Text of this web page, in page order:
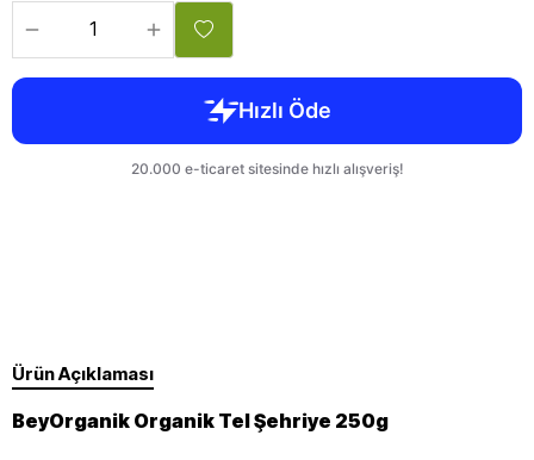
Ürün Açıklaması
BeyOrganik Organik Tel Şehriye 250g